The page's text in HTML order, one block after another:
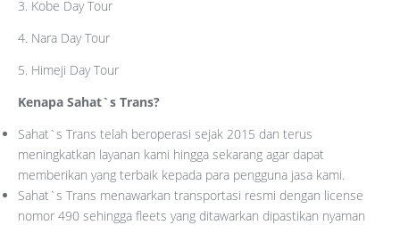
3. Kobe Day Tour
4. Nara Day Tour
5. Himeji Day Tour
Kenapa Sahat`s Trans?
Sahat`s Trans telah beroperasi sejak 2015 dan terus
meningkatkan layanan kami hingga sekarang agar dapat
memberikan yang terbaik kepada para pengguna jasa kami.
Sahat`s Trans menawarkan transportasi resmi dengan license
nomor 490 sehingga fleets yang ditawarkan dipastikan nyaman